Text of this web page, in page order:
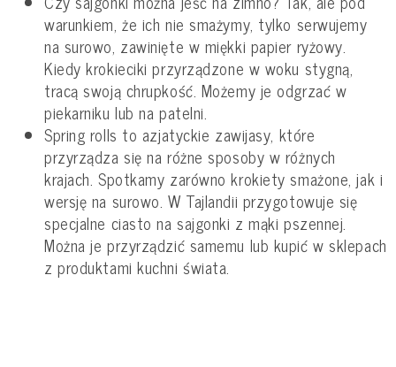
warunkiem, że ich nie smażymy, tylko serwujemy
na surowo, zawinięte w miękki papier ryżowy.
Kiedy krokieciki przyrządzone w woku stygną,
tracą swoją chrupkość. Możemy je odgrzać w
piekarniku lub na patelni.
Spring rolls to azjatyckie zawijasy, które
przyrządza się na różne sposoby w różnych
krajach. Spotkamy zarówno krokiety smażone, jak i
wersję na surowo. W Tajlandii przygotowuje się
specjalne ciasto na sajgonki z mąki pszennej.
Można je przyrządzić samemu lub kupić w sklepach
z produktami kuchni świata.